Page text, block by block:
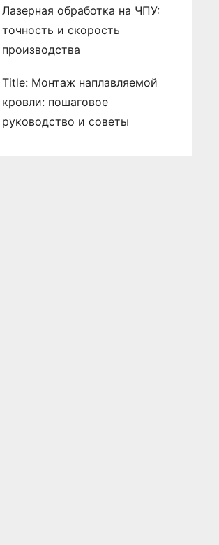
Лазерная обработка на ЧПУ:
точность и скорость
производства
Title: Монтаж наплавляемой
кровли: пошаговое
руководство и советы